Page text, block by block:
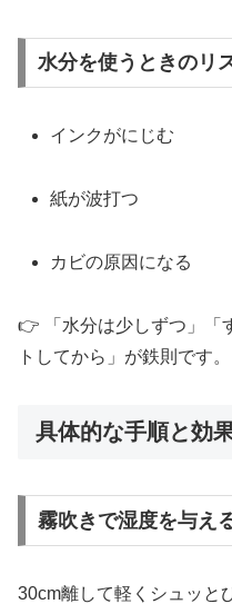
水分を使うときのリ
インクがにじむ
紙が波打つ
カビの原因になる
👉 「水分は少しずつ」「
トしてから」が鉄則です。
具体的な手順と効
霧吹きで湿度を与え
30cm離して軽くシュッと